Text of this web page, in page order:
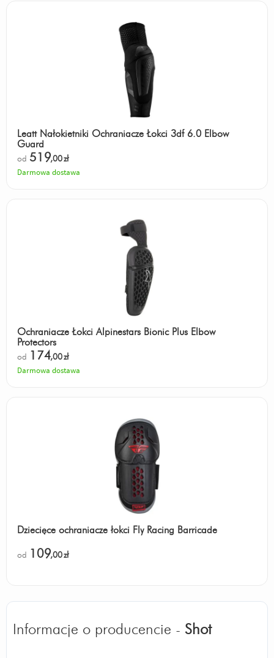
Leatt Nałokietniki Ochraniacze Łokci 3df 6.0 Elbow
Guard
od 519,00zł
Darmowa dostawa
Ochraniacze Łokci Alpinestars Bionic Plus Elbow
Protectors
od 174,00zł
Darmowa dostawa
Dziecięce ochraniacze łokci Fly Racing Barricade
od 109,00zł
Informacje o producencie - Shot